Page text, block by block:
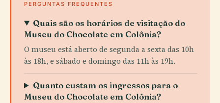
PERGUNTAS FREQUENTES
Quais são os horários de visitação do
Museu do Chocolate em Colônia?
O museu está aberto de segunda a sexta das 10h
às 18h, e sábado e domingo das 11h às 19h.
Quanto custam os ingressos para o
Museu do Chocolate em Colônia?